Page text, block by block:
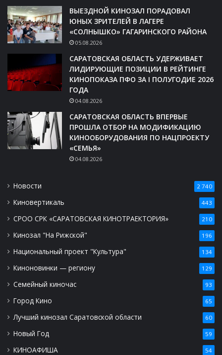
ВЫЕЗДНОЙ КИНОЗАЛ ПОРАДОВАЛ
ЮНЫХ ЗРИТЕЛЕЙ В ЛАГЕРЕ
«СОЛНЫШКО» ГАГАРИНСКОГО РАЙОНА
05.08.2026
САРАТОВСКАЯ ОБЛАСТЬ УДЕРЖИВАЕТ
ЛИДИРУЮЩИЕ ПОЗИЦИИ В РЕЙТИНГЕ
КИНОПОКАЗА ПФО ЗА I ПОЛУГОДИЕ 2026
ГОДА
04.08.2026
САРАТОВСКАЯ ОБЛАСТЬ ВПЕРВЫЕ
ПРОШЛА ОТБОР НА МОДИФИКАЦИЮ
КИНООБОРУДОВАНИЯ ПО НАЦПРОЕКТУ
«СЕМЬЯ»
04.08.2026
Новости 2 740
Киновертикаль 443
СРОО СРК «САРАТОВСКАЯ КИНОТРАЕКТОРИЯ» 210
Кинозал "На Рижской" 196
Национальный проект "Культура" 134
Киноновинки — региону 129
Семейный киночас 93
Город Кино 65
Лучший кинозал Саратовской области 60
Новый Год 59
КИНОАФИША 54